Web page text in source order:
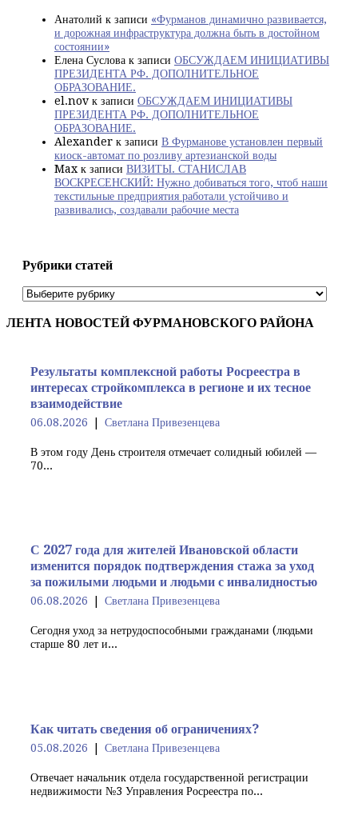
Анатолий к записи «Фурманов динамично развивается,
и дорожная инфраструктура должна быть в достойном
состоянии»
Елена Суслова к записи ОБСУЖДАЕМ ИНИЦИАТИВЫ
ПРЕЗИДЕНТА РФ. ДОПОЛНИТЕЛЬНОЕ
ОБРАЗОВАНИЕ.
el.nov к записи ОБСУЖДАЕМ ИНИЦИАТИВЫ
ПРЕЗИДЕНТА РФ. ДОПОЛНИТЕЛЬНОЕ
ОБРАЗОВАНИЕ.
Alexander к записи В Фурманове установлен первый
киоск-автомат по розливу артезианской воды
Max к записи ВИЗИТЫ. СТАНИСЛАВ
ВОСКРЕСЕНСКИЙ: Нужно добиваться того, чтоб наши
текстильные предприятия работали устойчиво и
развивались, создавали рабочие места
Рубрики статей
Рубрики
статей
ЛЕНТА НОВОСТЕЙ ФУРМАНОВСКОГО РАЙОНА
Результаты комплексной работы Росреестра в
интересах стройкомплекса в регионе и их тесное
взаимодействие
06.08.2026 Светлана Привезенцева
В этом году День строителя отмечает солидный юбилей —
70...
С 2027 года для жителей Ивановской области
изменится порядок подтверждения стажа за уход
за пожилыми людьми и людьми с инвалидностью
06.08.2026 Светлана Привезенцева
Сегодня уход за нетрудоспособными гражданами (людьми
старше 80 лет и...
Как читать сведения об ограничениях?
05.08.2026 Светлана Привезенцева
Отвечает начальник отдела государственной регистрации
недвижимости №3 Управления Росреестра по...